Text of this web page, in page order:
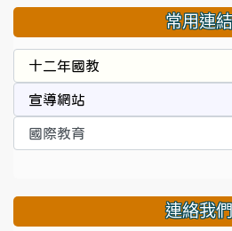
常用連結
連絡我們